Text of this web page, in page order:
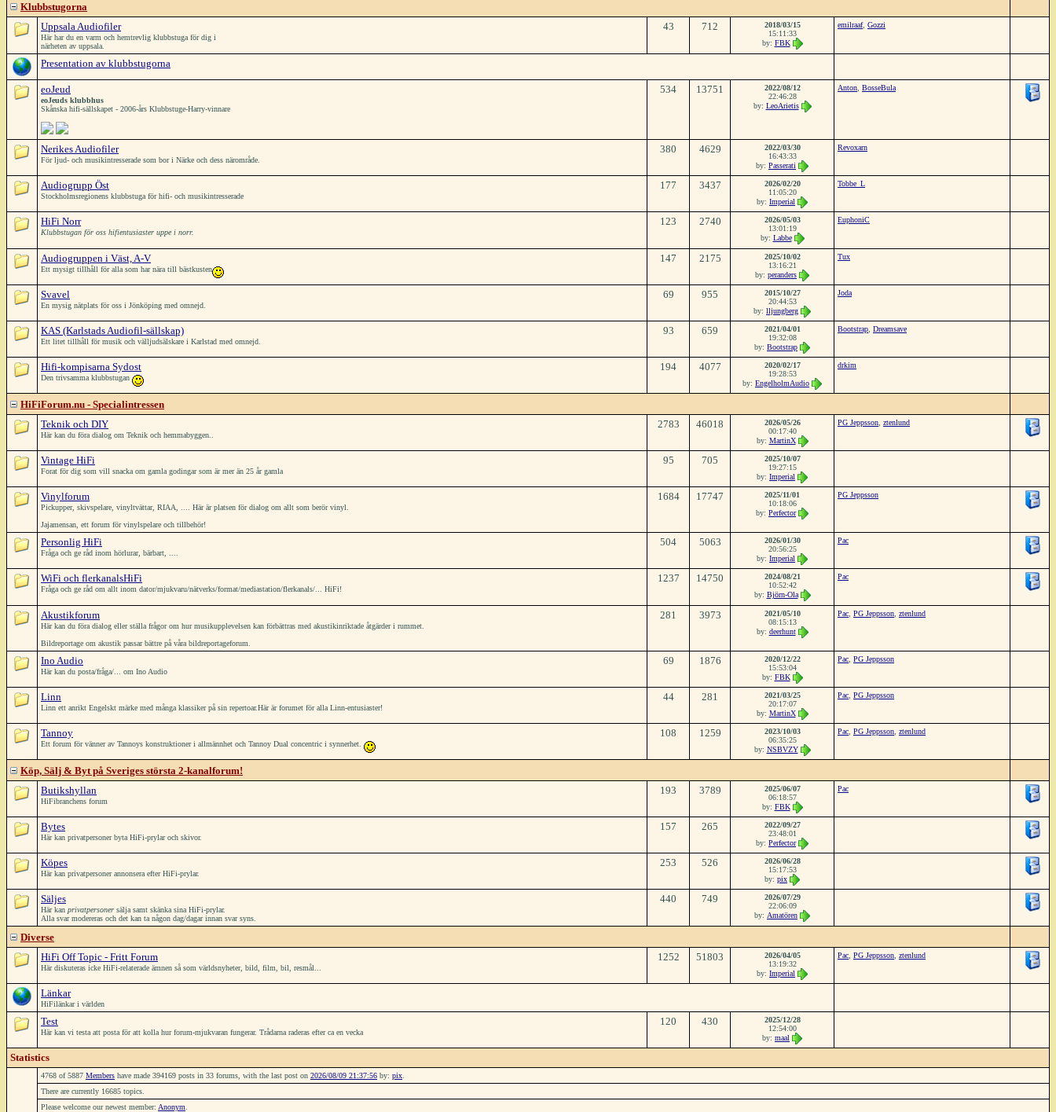
Klubbstugorna
Uppsala Audiofiler
Här har du en varm och hemtrevlig klubbstuga för dig i
närheten av uppsala.
43 712
2018/03/15
15:11:33
by: FBK
emilraaf, Gozzi
Presentation av klubbstugorna
eoJeud
eoJeuds klubbhus
Skånska hifi-sällskapet - 2006-års Klubbstuge-Harry-vinnare
534 13751
2022/08/12
22:46:28
by: LeoArietis
Anton BosseBula
Nerikes Audiofiler
För ljud- och musikintresserade som bor i Närke och dess närområde.
380 4629
2022/03/30
16:43:33
by: Passerati
Revoxarn
Audiogrupp Öst
Stockholmsregionens klubbstuga för hifi- och musikintresserade
177 3437
2026/02/20
11:05:20
by: Imperial
Tobbe_L
HiFi Norr
Klubbstugan för oss hifientusiaster uppe i norr.
123 2740
2026/05/03
13:01:19
by: Labbe
EuphoniC
Audiogruppen i Väst, A-V
Ett mysigt tillhåll för alla som har nära till bästkusten
147 2175
2025/10/02
13:16:21
by: peranders
Tux
Svavel
En mysig nätplats för oss i Jönköping med omnejd.
69 955
2015/10/27
20:44:53
by: lljungberg
Joda
KAS (Karlstads Audiofil-sällskap)
Ett litet tillhåll för musik och välljudsälskare i Karlstad med omnejd.
93 659
2021/04/01
19:32:08
by: Bootstrap
Bootstrap Dreamsave
Hifi-kompisarna Sydost
Den trivsamma klubbstugan
194 4077
2020/02/17
19:28:53
by: EngelholmAudio
drkim
HiFiForum.nu - Specialintressen
Teknik och DIY
Här kan du föra dialog om Teknik och hemmabyggen..
2783 46018
2026/05/26
00:17:40
by: MartinX
PG Jeppsson ztenlund
Vintage HiFi
Forat för dig som vill snacka om gamla godingar som är mer än 25 år gamla
95 705
2025/10/07
19:27:15
by: Imperial
Vinylforum
Pickupper, skivspelare, vinyltvättar, RIAA, .... Här är platsen för dialog om allt som berör vinyl.
Jajamensan, ett forum för vinylspelare och tillbehör!
1684 17747
2025/11/01
10:18:06
by: Perfector
PG Jeppsson
Personlig HiFi
Fråga och ge råd inom hörlurar, bärbart, ....
504 5063
2026/01/30
20:56:25
by: Imperial
Pac
WiFi och flerkanalsHiFi
Fråga och ge råd om allt inom dator/mjukvaru/nätverks/format/mediastation/flerkanals/... HiFi!
1237 14750
2024/08/21
10:52:42
by: Björn-Ola
Pac
Akustikforum
Här kan du föra dialog eller ställa frågor om hur musikupplevelsen kan förbättras med akustikinriktade åtgärder i rummet.
Bildreportage om akustik passar bättre på våra bildreportageforum.
281 3973
2021/05/10
08:15:13
by: deerhunt
Pac PG Jeppsson ztenlund
Ino Audio
Här kan du posta/fråga/... om Ino Audio
69 1876
2020/12/22
15:53:04
by: FBK
Pac PG Jeppsson
Linn
Linn ett anrikt Engelskt märke med många klassiker på sin repertoar.Här är forumet för alla Linn-entusiaster!
44 281
2021/03/25
20:17:07
by: MartinX
Pac PG Jeppsson
Tannoy
Ett forum för vänner av Tannoys konstruktioner i allmännhet och Tannoy Dual concentric i synnerhet.
108 1259
2023/10/03
06:35:25
by: NSBVZY
Pac PG Jeppsson ztenlund
Köp, Sälj & Byt på Sveriges största 2-kanalforum!
Butikshyllan
HiFibranchens forum
193 3789
2025/06/07
06:18:57
by: FBK
Pac
Bytes
Här kan privatpersoner byta HiFi-prylar och skivor.
157 265
2022/09/27
23:48:01
by: Perfector
Köpes
Här kan privatpersoner annonsera efter HiFi-prylar.
253 526
2026/06/28
15:17:53
by: pix
Säljes
Här kan privatpersoner sälja samt skänka sina HiFi-prylar.
Alla svar modereras och det kan ta någon dag/dagar innan svar syns.
440 749
2026/07/29
22:06:09
by: Amatören
Diverse
HiFi Off Topic - Fritt Forum
Här diskuteras icke HiFi-relaterade ämnen så som världsnyheter, bild, film, bil, resmål...
1252 51803
2026/04/05
13:19:32
by: Imperial
Pac PG Jeppsson ztenlund
Länkar
HiFilänkar i världen
Test
Här kan vi testa att posta för att kolla hur forum-mjukvaran fungerar. Trådarna raderas efter ca en vecka
120 430
2025/12/28
12:54:00
by: maal
Statistics
4768 of 5887 Members have made 394169 posts in 33 forums, with the last post on 2026/08/09 21:37:56 by: pix
There are currently 16685 topics.
Please welcome our newest member: Anonym